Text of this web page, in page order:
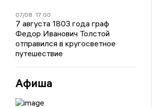
07/08 17:00
7 августа 1803 года граф
Федор Иванович Толстой
отправился в кругосветное
путешествие
Афиша